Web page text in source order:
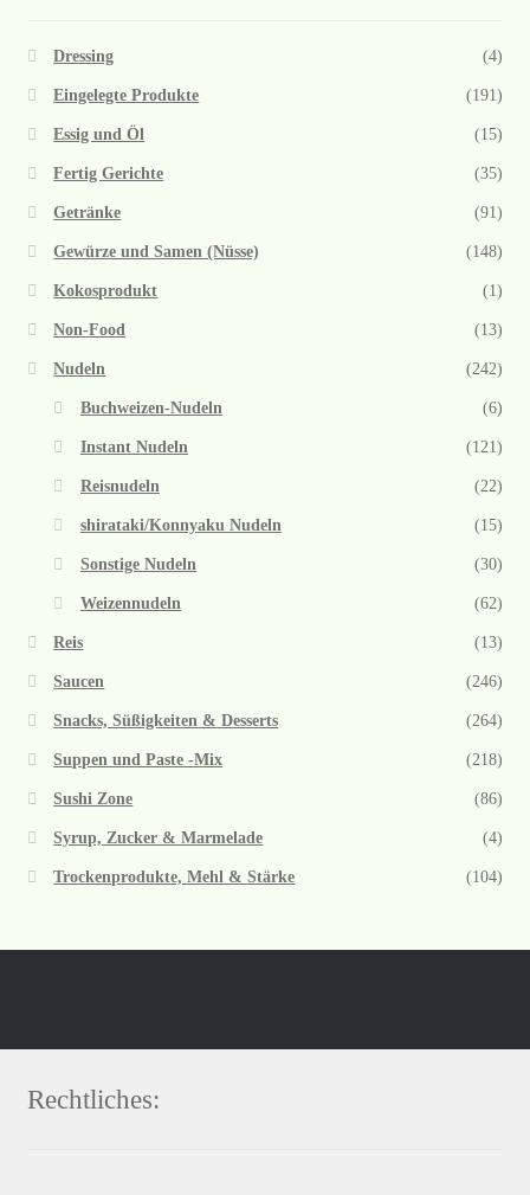
Dressing (4)
Eingelegte Produkte (191)
Essig und Öl (15)
Fertig Gerichte (35)
Getränke (91)
Gewürze und Samen (Nüsse) (148)
Kokosprodukt (1)
Non-Food (13)
Nudeln (242)
Buchweizen-Nudeln (6)
Instant Nudeln (121)
Reisnudeln (22)
shirataki/Konnyaku Nudeln (15)
Sonstige Nudeln (30)
Weizennudeln (62)
Reis (13)
Saucen (246)
Snacks, Süßigkeiten & Desserts (264)
Suppen und Paste -Mix (218)
Sushi Zone (86)
Syrup, Zucker & Marmelade (4)
Trockenprodukte, Mehl & Stärke (104)
Rechtliches: